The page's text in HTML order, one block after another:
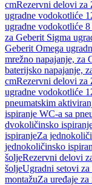
cmRezervni delovi za
ugradne vodokotliće
ugradne vodokotliće 8
za Geberit Sigma
Geberit Omega
mrežno napajanje, za
baterijsko napajanje,
cmRezervni delovi za
ugradne vodokotliće
pneumatskim
ispiranje WC-a sa
dvokoličinsko
ispiranjeZa
jednokoličinsko
šoljeRezervni delovi
šoljeUgradni setovi za
montažuZa uređaje